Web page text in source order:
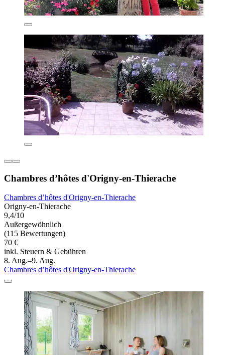
Chambres d’hôtes d'Origny-en-Thierache
Chambres d’hôtes d'Origny-en-Thierache
Origny-en-Thierache
9,4/10
Außergewöhnlich
(115 Bewertungen)
70 €
inkl. Steuern & Gebühren
8. Aug.–9. Aug.
Chambres d’hôtes d'Origny-en-Thierache